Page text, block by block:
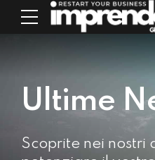
Ultime
Scoprite nei nostri